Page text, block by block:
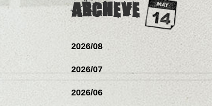
ARCHEVE
2026/08
2026/07
2026/06